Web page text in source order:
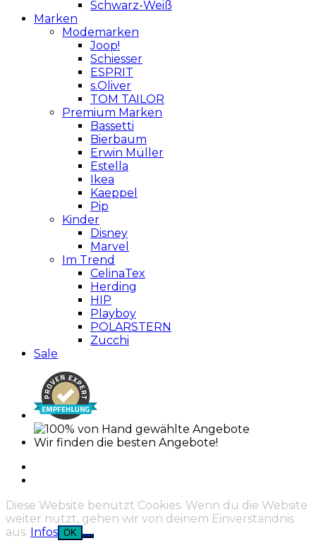
Schwarz-Weiß
Marken
Modemarken
Joop!
Schiesser
ESPRIT
s.Oliver
TOM TAILOR
Premium Marken
Bassetti
Bierbaum
Erwin Müller
Estella
Ikea
Kaeppel
Pip
Kinder
Disney
Marvel
Im Trend
CelinaTex
Herding
HIP
Playboy
POLARSTERN
Zucchi
Sale
Wir finden die besten Angebote!
Diese Website benutzt Cookies. Wenn du die Website
weiter nutzt, gehen wir von deinem Einverständnis
aus. Infos OK